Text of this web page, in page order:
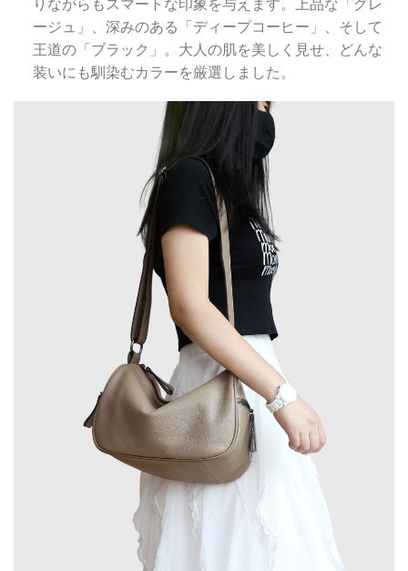
ージュ」、深みのある「ディープコーヒー」、そして
王道の「ブラック」。大人の肌を美しく見せ、どんな
装いにも馴染むカラーを厳選しました。